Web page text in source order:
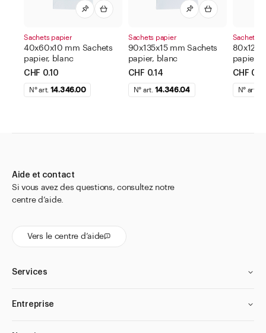
Sachets papier
40x60x10 mm Sachets
papier, blanc
CHF 0.10
N° art. 14.346.00
Sachets papier
90x135x15 mm Sachets
papier, blanc
CHF 0.14
N° art. 14.346.04
Sachets
papier,
CHF 0.13
N° art.
Aide et contact
Si vous avez des questions, consultez notre
centre d’aide.
Vers le centre d’aide
Services
Entreprise